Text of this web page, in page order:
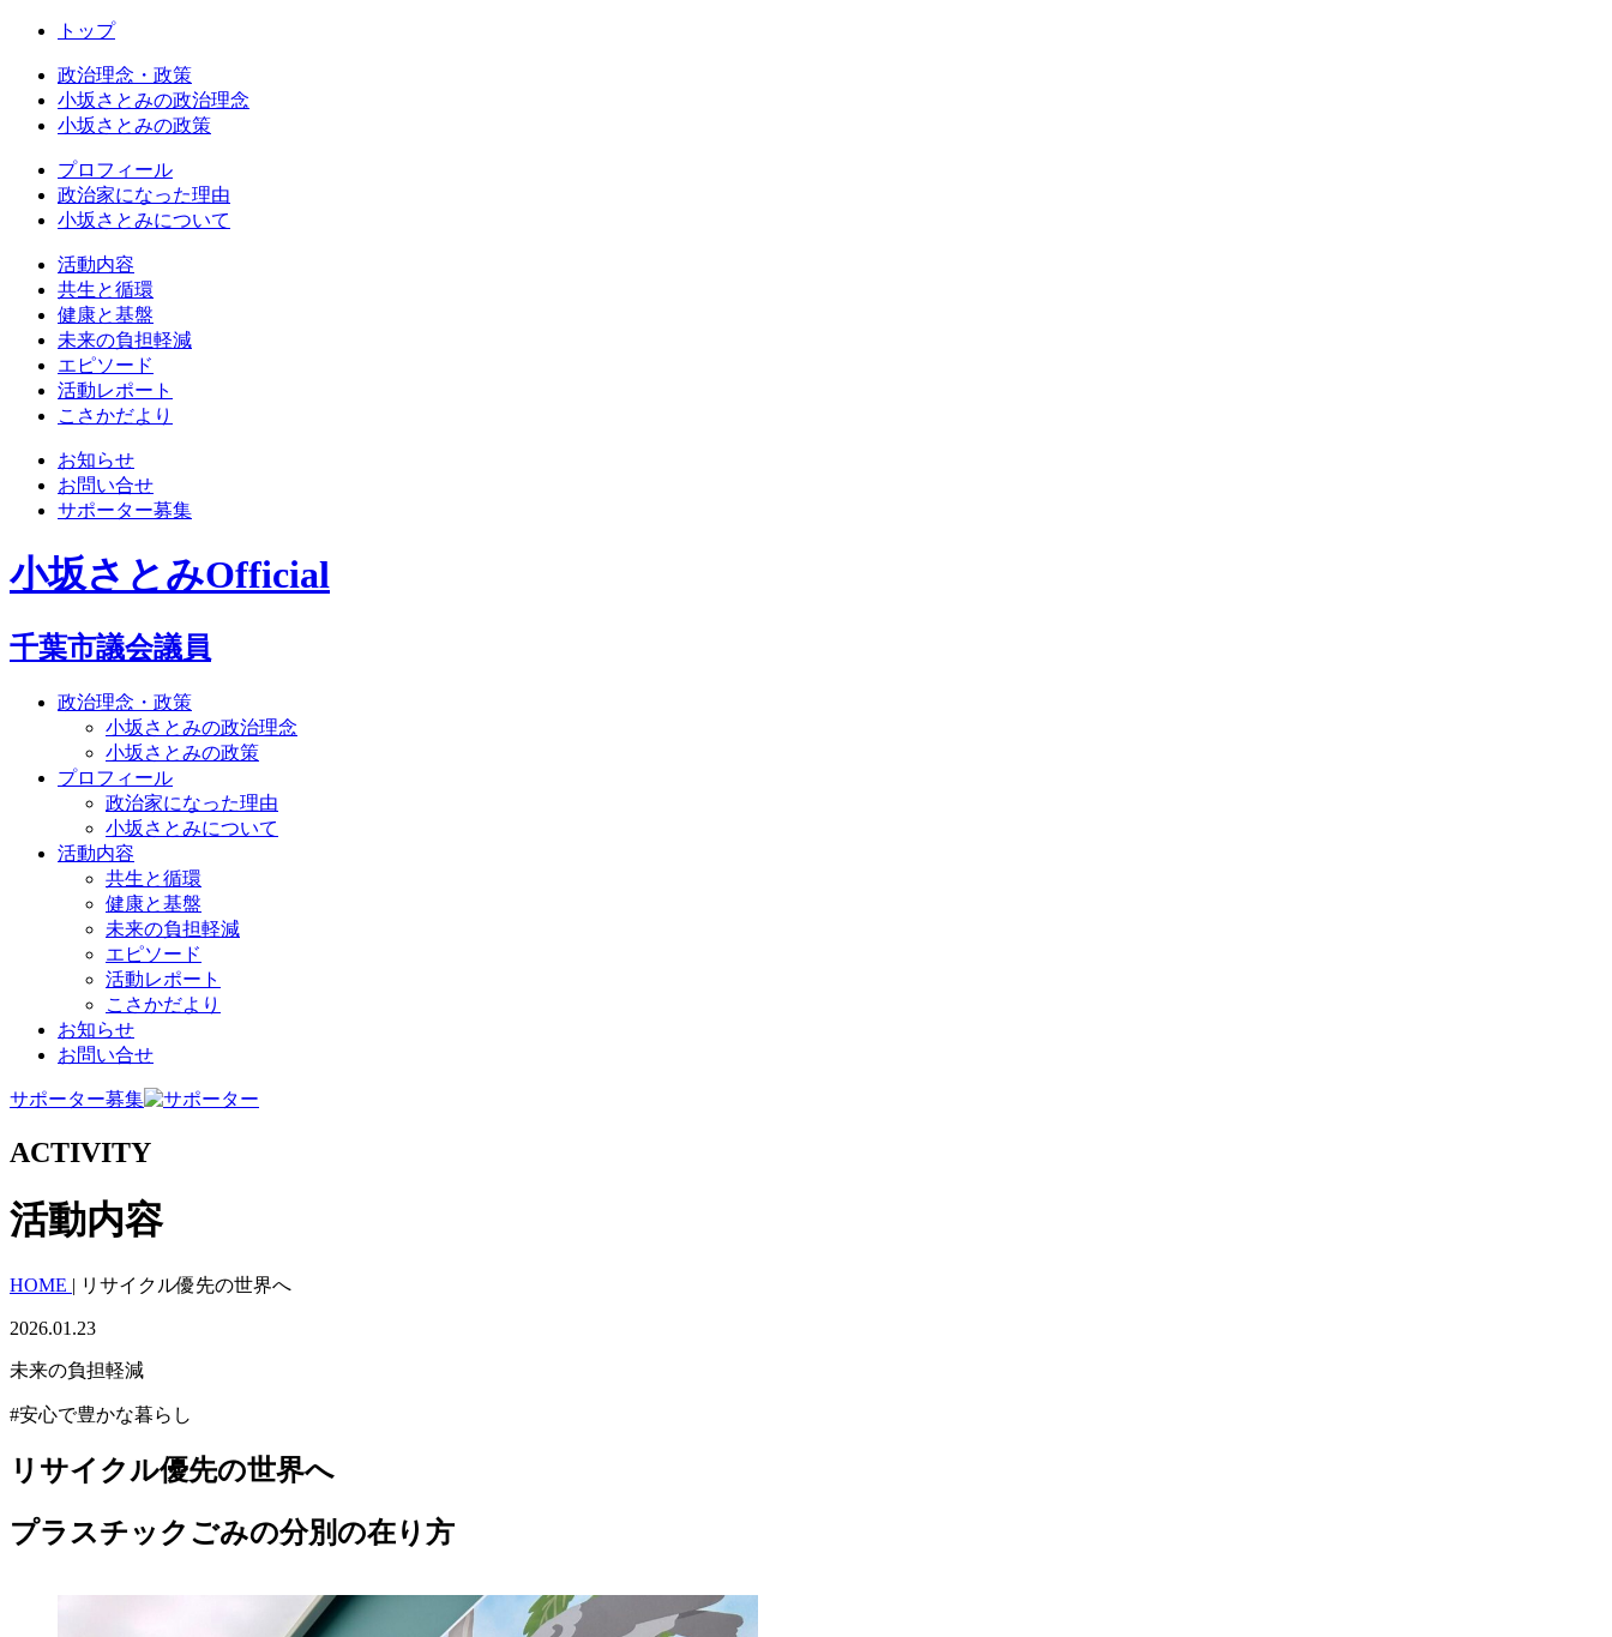
トップ
政治理念・政策
小坂さとみの政治理念
小坂さとみの政策
プロフィール
政治家になった理由
小坂さとみについて
活動内容
共生と循環
健康と基盤
未来の負担軽減
エピソード
活動レポート
こさかだより
お知らせ
お問い合せ
サポーター募集
小坂さとみOfficial
千葉市議会議員
政治理念・政策
小坂さとみの政治理念
小坂さとみの政策
プロフィール
政治家になった理由
小坂さとみについて
活動内容
共生と循環
健康と基盤
未来の負担軽減
エピソード
活動レポート
こさかだより
お知らせ
お問い合せ
サポーター募集
ACTIVITY
活動内容
HOME | リサイクル優先の世界へ
2026.01.23
未来の負担軽減
#安心で豊かな暮らし
リサイクル優先の世界へ
プラスチックごみの分別の在り方